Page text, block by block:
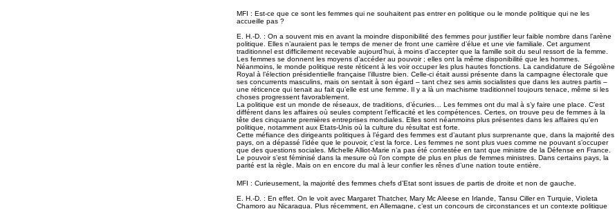
MFI : Est-ce que ce sont les femmes qui ne souhaitent pas entrer en politique ou le monde politique qui ne les
accueille pas ?
E. H.-D. : On a souvent mis en avant la moindre disponibilité des femmes pour justifier leur faible nombre dans l’arène
politique. Elles n’auraient pas le temps de mener de front une carrière d’élue et une vie familiale. Cet argument
traditionnel est difficilement recevable aujourd’hui, à moins d’accepter que la famille soit du seul ressort de la femme.
Les femmes se donnent les moyens d’accéder au pouvoir ; elles ont la même disponibilité que les hommes.
Néanmoins, le monde politique reste réticent à les voir occuper les plus hautes fonctions. La candidature de Ségolène
Royal à l’élection présidentielle française l’illustre bien. Celle-ci était aussi présente dans la campagne électorale que
ses concurrents masculins, mais on sentait à son égard – tant chez ses amis socialistes que dans les autres partis –
une réticence qui tenait au fait qu’elle est une femme. Il y a là un machisme traditionnel toujours tenace, même si les
choses progressent favorablement.
La politique est un monde de réseaux, de traditions, d’écuries… Les femmes ont du mal à s’y faire une place. C’est
différent dans les affaires où seules comptent l’efficacité et les compétences. Certes, on trouve peu de femmes à la
tête des cinquante premières entreprises mondiales. Elles sont néanmoins plus présentes dans les affaires qu’en
politique, notamment aux Etats-Unis où la culture du résultat est forte.
Cette méfiance des dirigeants politiques à l’égard des femmes est d’autant plus surprenante que, dans la majorité des
pays, on a dépassé l’idée que le pouvoir, c’est la force. Les femmes ne sont plus vues comme ne pouvant s’occuper
que des questions sociales. Michelle Alliot-Marie n’a pas été contestée en tant que ministre de la Défense en France.
Le pouvoir s’est féminisé dans la mesure où l’on compte de plus en plus de femmes ministres. Dans certains pays, la
parité est la règle. Mais on en encore du mal à leur confier les rênes d’une nation toute entière.
MFI : Curieusement, la majorité des femmes chefs d’Etat sont issues de partis de droite et non de gauche.
E. H.-D. : En effet. On le voit avec Margaret Thatcher, Mary Mc Aleese en Irlande, Tansu Ciller en Turquie, Violeta
Chamoro au Nicaragua. Plus récemment, en Allemagne, c’est un concours de circonstances et un contexte politique